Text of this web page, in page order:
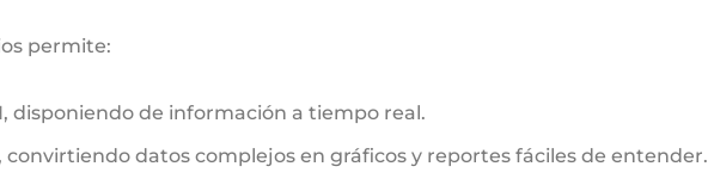
permite:
disponiendo de información a tiempo real.
datos complejos en gráficos y reportes fáciles de entender.